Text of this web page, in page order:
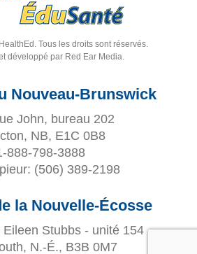
Tous les droits sont réservés.
développé par Red Ear Media
Nouveau-Brunswick
John, bureau 202
NB, E1C 0B8
888-798-3888
(506) 389-2198
la Nouvelle-Écosse
Eileen Stubbs - unité 154
N.-É., B3B 0M7